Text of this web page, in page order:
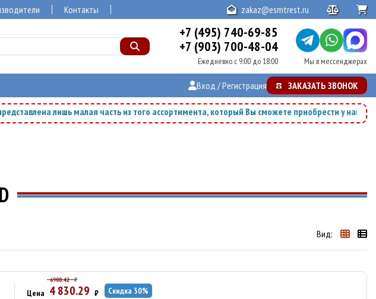
Контакты zakaz@esmtrest.ru
+7 (495) 740-69-85
+7 (903) 700-48-04
Ежедневно с 9:00 до 18:00 Мы в мессенджерах
Вход / Регистрация ЗАКАЗАТЬ ЗВОНОК
лишь малая часть из того ассортимента, который Вы сможете приобрести у нашей
Вид:
6900.42 ₽
Цена 4 830.29 ₽ Скидка 30%